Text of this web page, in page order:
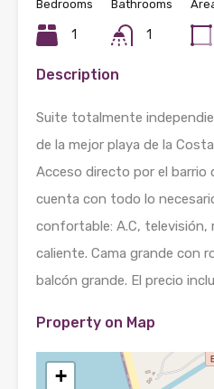
Bedrooms
1
Bathrooms
1
Description
Suite totalmente
de la mejor playa de la
Acceso directo por el barrio
cuenta con todo lo
confortable: A.C, televisión,
caliente. Cama grande con
balcón grande. El precio
Property on Map
+